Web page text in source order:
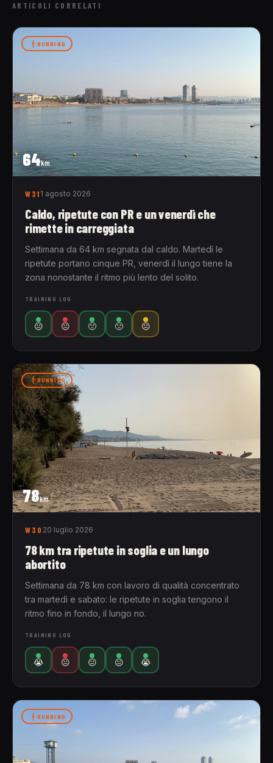
ARTICOLI CORRELATI
64km
RUNNING
W31 1 agosto 2026
Caldo, ripetute con PR e un venerdì che
rimette in carreggiata
Settimana da 64 km segnata dal caldo. Martedì le
ripetute portano cinque PR, venerdì il lungo tiene la
zona nonostante il ritmo più lento del solito.
TRAINING LOG
😐 😐 🙁 🙁 😐
78km
RUNNING
W30 20 luglio 2026
78 km tra ripetute in soglia e un lungo
abortito
Settimana da 78 km con lavoro di qualità concentrato
tra martedì e sabato: le ripetute in soglia tengono il
ritmo fino in fondo, il lungo no.
TRAINING LOG
😭 😐 😐 😐 😭
RUNNING